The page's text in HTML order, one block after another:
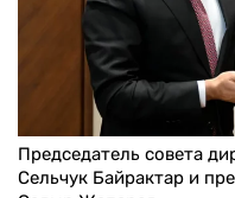
Председатель совета
Сельчук Байрактар и